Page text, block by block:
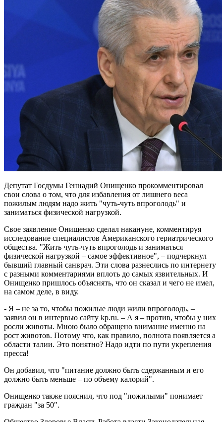
Депутат Госдумы Геннадий Онищенко прокомментировал
свои слова о том, что для избавления от лишнего веса
пожилым людям надо жить "чуть-чуть впроголодь" и
заниматься физической нагрузкой.
Свое заявление Онищенко сделал накануне, комментируя
исследование специалистов Американского гериатрического
общества. "Жить чуть-чуть впроголодь и заниматься
физической нагрузкой – самое эффективное", – подчеркнул
бывший главный санврач. Эти слова разнеслись по интернету
с разными комментариями вплоть до самых язвительных. И
Онищенко пришлось объяснять, что он сказал и чего не имел,
на самом деле, в виду.
- Я – не за то, чтобы пожилые люди жили впроголодь, –
заявил он в интервью сайту kp.ru. – А я – против, чтобы у них
росли животы. Мною было обращено внимание именно на
рост животов. Потому что, как правило, полнота появляется а
области талии. Это понятно? Надо идти по пути укрепления
пресса!
Он добавил, что "питание должно быть сдержанным и его
должно быть меньше – по объему калорий".
Онищенко также пояснил, что под "пожилыми" понимает
граждан "за 50".